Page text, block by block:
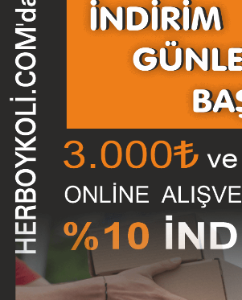
sekilde üretebilir size ulastirabilir
iletisim kanallarimizi kullanarak
kolileriniz üretilip size ulastirilmak üzere
Satışını Yapmış Olduğumuz Koli,
Ayaklı Poster (Poster Ayağı), Ofset
Satın Alabilir veya İletişim Sayfamızdan
1500 TL. ve Üzeri KARGO ÜCRETSİZ Olup,
Teslimat Adresinin Uzaklığı ve Miktarına